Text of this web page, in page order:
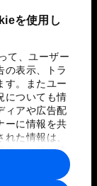
を使用し
て、ユーザー
の表示、トラ
す。またユー
についても情
ィアや広告配
ーに情報を共
た情報は、
供した他の情
使用した際
され、各パー